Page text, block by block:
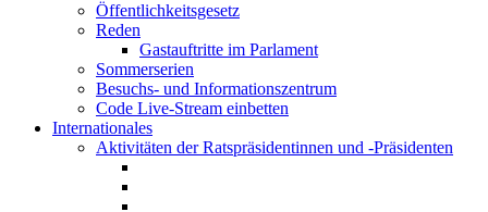
Öffentlichkeitsgesetz
Reden
Gastauftritte im Parlament
Sommerserien
Besuchs- und Informationszentrum
Code Live-Stream einbetten
Internationales
Aktivitäten der Ratspräsidentinnen und -Präsidenten